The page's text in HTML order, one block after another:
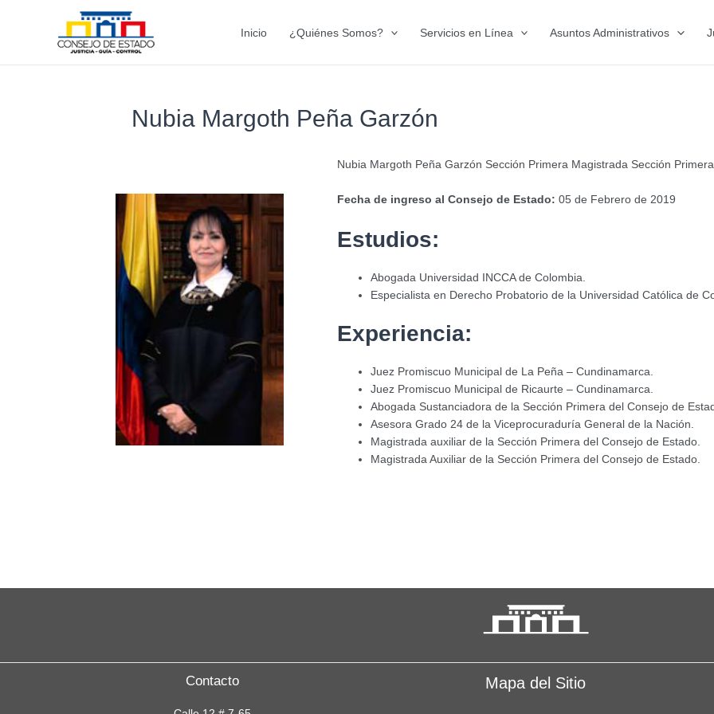
Inicio ¿Quiénes Somos? Servicios en Línea Asuntos Administrativos
Nubia Margoth Peña Garzón
Nubia Margoth Peña Garzón Sección Primera Magistrada Sección
Fecha de ingreso al Consejo de Estado: 05 de Febrero de 2019
Estudios:
Abogada Universidad INCCA de Colombia.
Especialista en Derecho Probatorio de la Universidad Católica de
Experiencia:
Juez Promiscuo Municipal de La Peña – Cundinamarca.
Juez Promiscuo Municipal de Ricaurte – Cundinamarca.
Abogada Sustanciadora de la Sección Primera del Consejo de
Asesora Grado 24 de la Viceprocuraduría General de la Nación.
Magistrada auxiliar de la Sección Primera del Consejo de Estado.
Magistrada Auxiliar de la Sección Primera del Consejo de Estado.
Contacto Mapa del Sitio